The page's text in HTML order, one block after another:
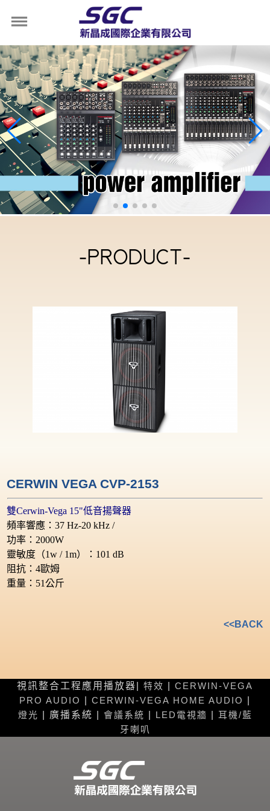
-PRODUCT-
CERWIN VEGA CVP-2153
雙Cerwin-Vega 15"低音揚聲器
頻率響應：37 Hz-20 kHz /
功率：2000W
靈敏度（1w / 1m）：101 dB
阻抗：4歐姆
重量：51公斤
<<BACK
視訊整合工程應用播放器| 特效
CERWIN-VEGA
PRO AUDIO
CERWIN-VEGA HOME AUDIO
燈光 | 廣播系統 | 會議系統 LED電視牆
耳機/藍
牙喇叭